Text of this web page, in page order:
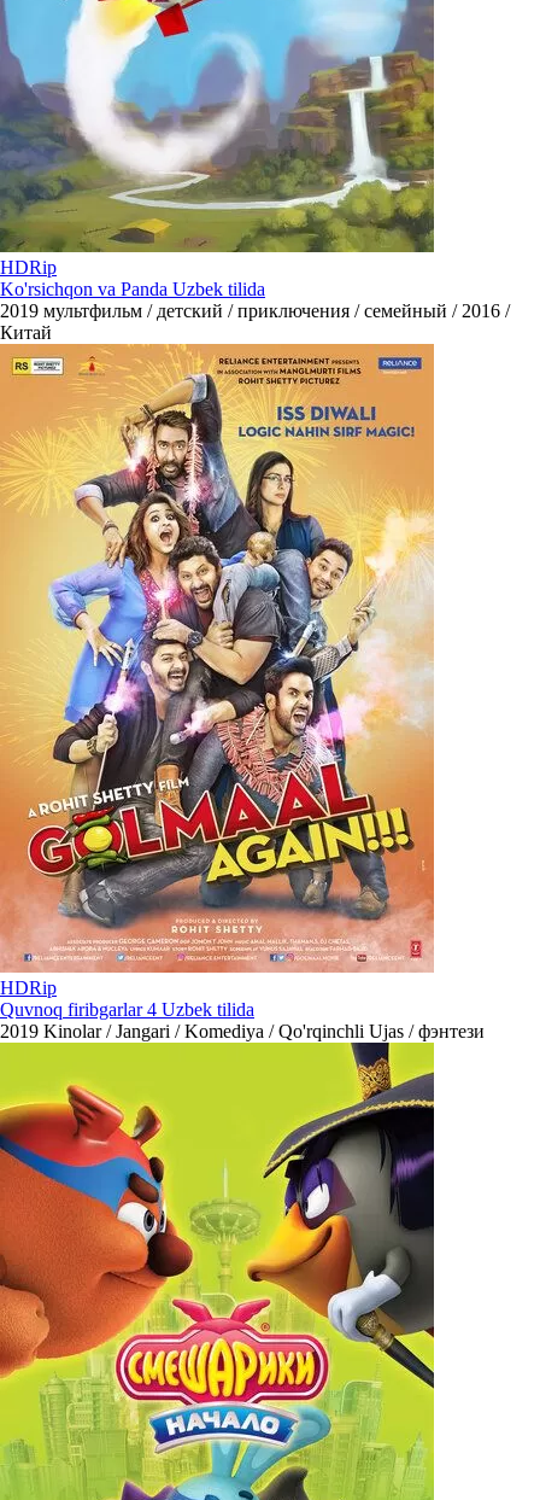
HDRip
Ko'rsichqon va Panda Uzbek tilida
2019 мультфильм / детский / приключения / семейный / 2016 /
Китай
HDRip
Quvnoq firibgarlar 4 Uzbek tilida
2019 Kinolar / Jangari / Komediya / Qo'rqinchli Ujas / фэнтези